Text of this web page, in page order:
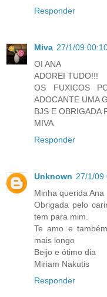
Responder
Miva 27/1/09
OI ANA
ADOREI TUDO!!!
OS FUXICOS
ADOCANTE UMA
BJS E OBRIGADA
MIVA
Responder
Unknown 27/1/09
Minha querida Ana
Obrigada pelo
tem para mim.
Te amo e
mais longo
Beijo e ótimo dia
Miriam Nakutis
Responder